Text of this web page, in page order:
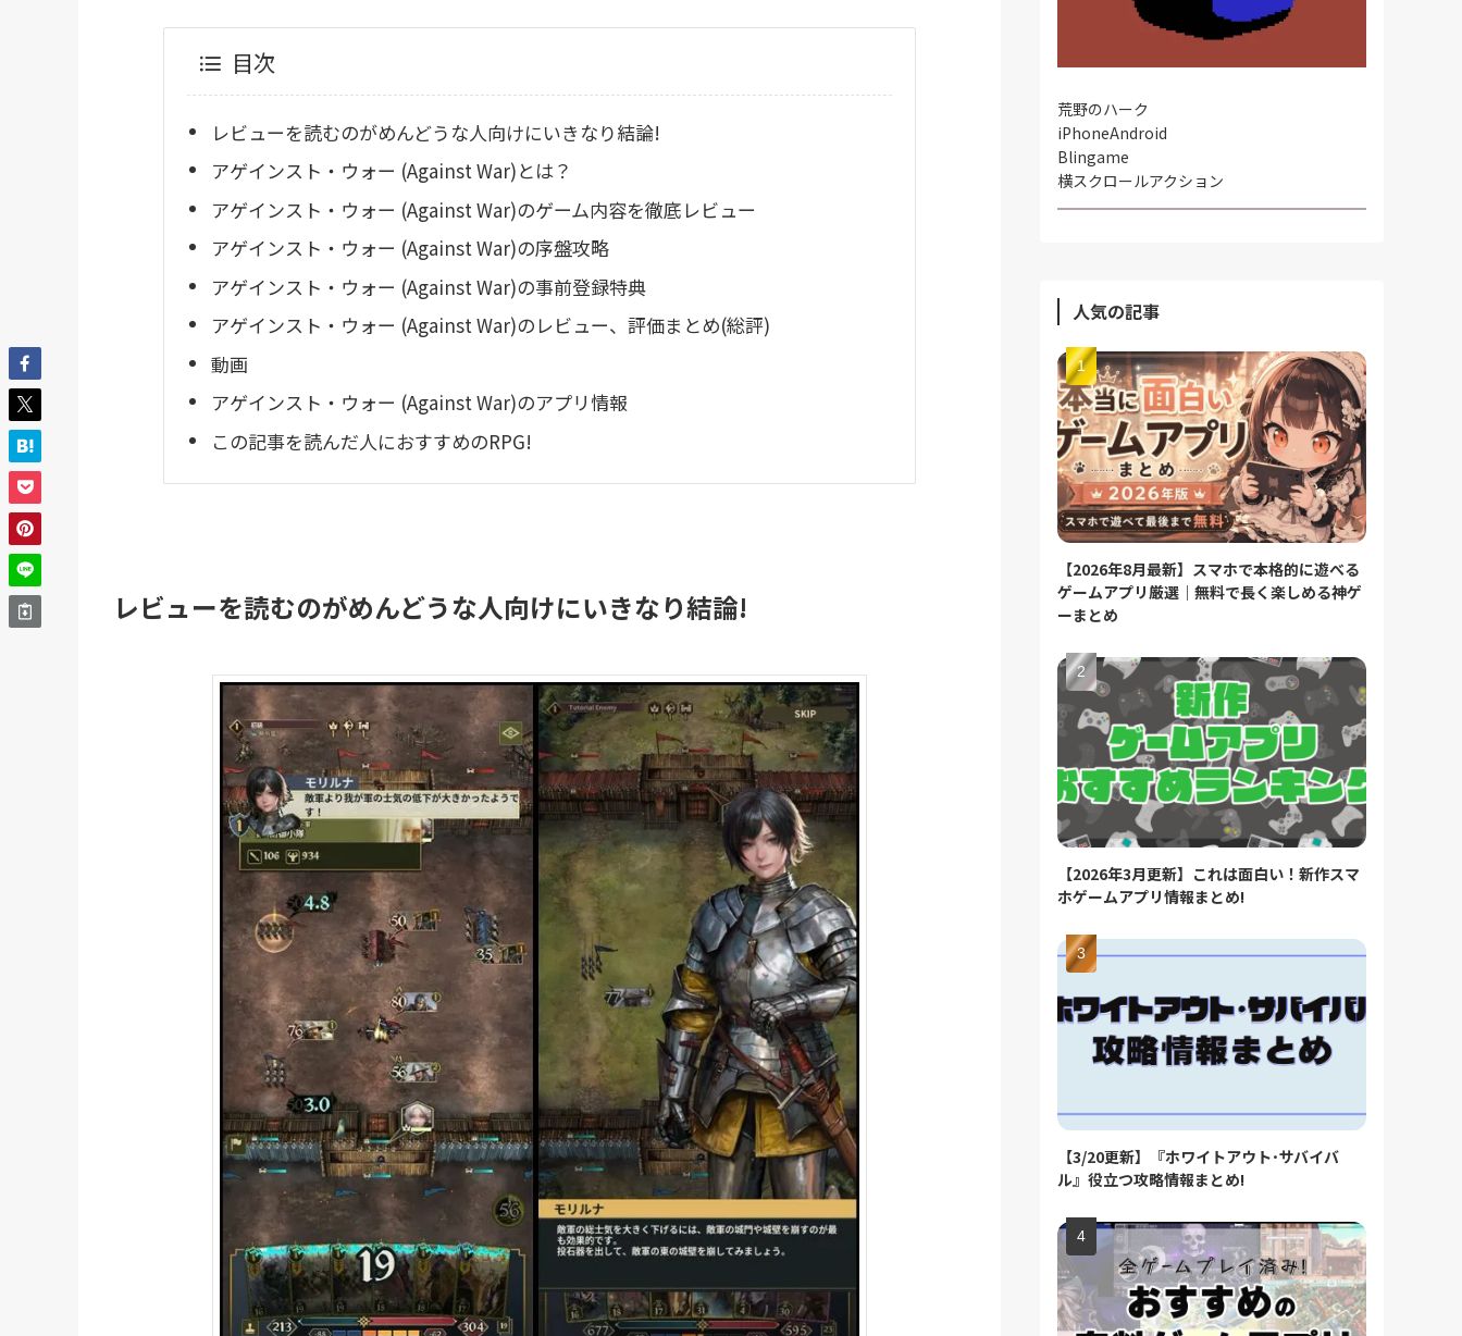
目次
レビューを読むのがめんどうな人向けにいきなり結論!
アゲインスト・ウォー (Against War)とは？
アゲインスト・ウォー (Against War)のゲーム内容を徹底レビュー
アゲインスト・ウォー (Against War)の序盤攻略
アゲインスト・ウォー (Against War)の事前登録特典
アゲインスト・ウォー (Against War)のレビュー、評価まとめ(総評)
動画
アゲインスト・ウォー (Against War)のアプリ情報
この記事を読んだ人におすすめのRPG!
レビューを読むのがめんどうな人向けにいきなり結論!
荒野のハーク
iPhoneAndroid
Blingame
横スクロールアクション
人気の記事
【2026年8月最新】スマホで本格的に遊べる
ゲームアプリ厳選｜無料で長く楽しめる神ゲ
ーまとめ
【2026年3月更新】これは面白い！新作スマ
ホゲームアプリ情報まとめ!
【3/20更新】『ホワイトアウト･サバイバ
ル』役立つ攻略情報まとめ!